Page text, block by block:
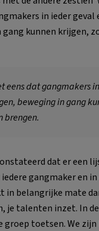
in ieder
kunnen krijgen,
eens dat gangmakers
beweging in gang
brengen.
dat er een
gangmaker en
in belangrijke mate
je talenten inzet. In
toetsen. We